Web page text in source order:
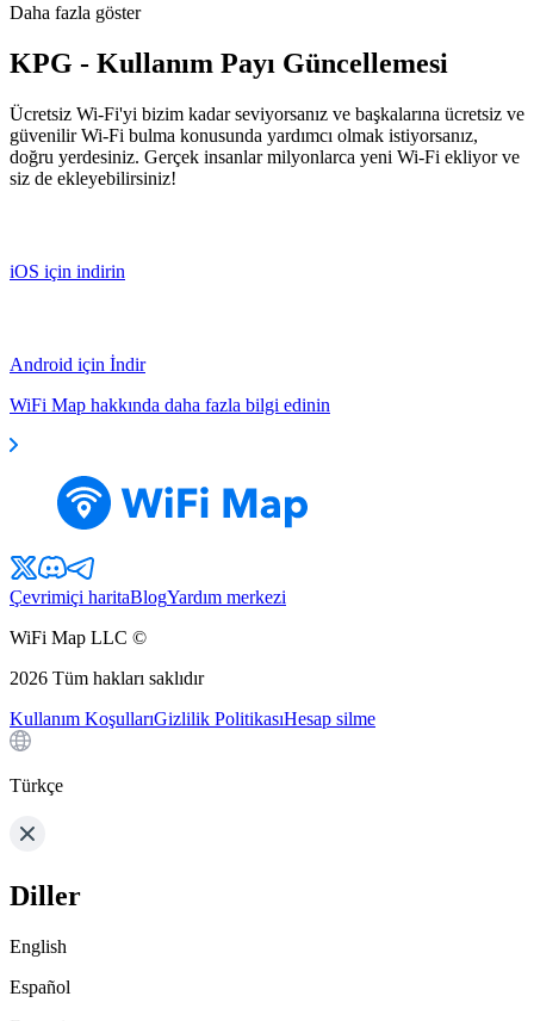
Daha fazla göster
KPG - Kullanım Payı Güncellemesi
Ücretsiz Wi-Fi'yi bizim kadar seviyorsanız ve başkalarına ücretsiz ve
güvenilir Wi-Fi bulma konusunda yardımcı olmak istiyorsanız,
doğru yerdesiniz. Gerçek insanlar milyonlarca yeni Wi-Fi ekliyor ve
siz de ekleyebilirsiniz!
iOS için indirin
Android için İndir
WiFi Map hakkında daha fazla bilgi edinin
Çevrimiçi haritaBlogYardım merkezi
WiFi Map LLC ©
2026 Tüm hakları saklıdır
Kullanım KoşullarıGizlilik PolitikasıHesap silme
Türkçe
Diller
English
Español